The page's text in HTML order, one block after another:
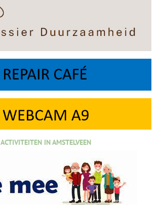
ACTIVITEITEN IN AMSTELVEEN